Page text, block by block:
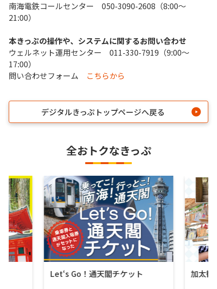
南海電鉄コールセンター 050-3090-2608（8:00～
21:00）
本きっぷの操作や、システムに関するお問い合わせ
ウェルネット運用センター 011-330-7919（9:00～
17:00）
問い合わせフォーム こちらから
デジタルきっぷトップページへ戻る
全おトクなきっぷ
Let‘s Go！通天閣チケット 加太観